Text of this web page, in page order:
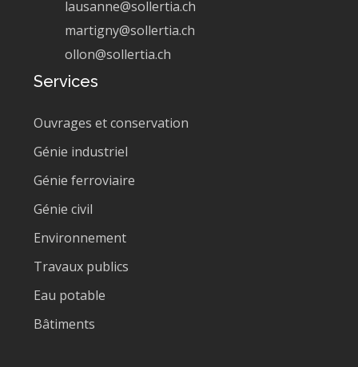
lausanne@sollertia.ch
martigny@sollertia.ch
ollon@sollertia.ch
Services
Ouvrages et conservation
Génie industriel
Génie ferroviaire
Génie civil
Environnement
Travaux publics
Eau potable
Bâtiments